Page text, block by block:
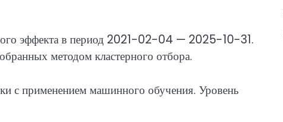
эффекта в период 2021-02-04 — 2025-10-31.
методом кластерного отбора.
с применением машинного обучения. Уровень